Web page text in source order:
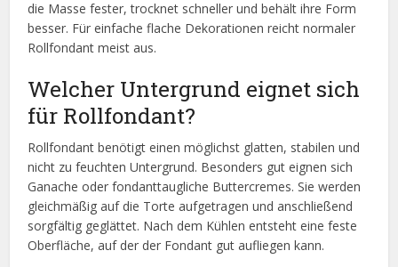
die Masse fester, trocknet schneller und behält ihre Form
besser. Für einfache flache Dekorationen reicht normaler
Rollfondant meist aus.
Welcher Untergrund eignet sich
für Rollfondant?
Rollfondant benötigt einen möglichst glatten, stabilen und
nicht zu feuchten Untergrund. Besonders gut eignen sich
Ganache oder fondanttaugliche Buttercremes. Sie werden
gleichmäßig auf die Torte aufgetragen und anschließend
sorgfältig geglättet. Nach dem Kühlen entsteht eine feste
Oberfläche, auf der der Fondant gut aufliegen kann.